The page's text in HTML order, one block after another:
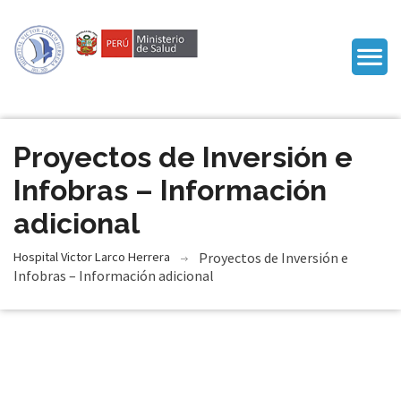
Proyectos de Inversión e
Infobras – Información
adicional
Hospital Victor Larco Herrera
Proyectos de Inversión e
Infobras – Información adicional